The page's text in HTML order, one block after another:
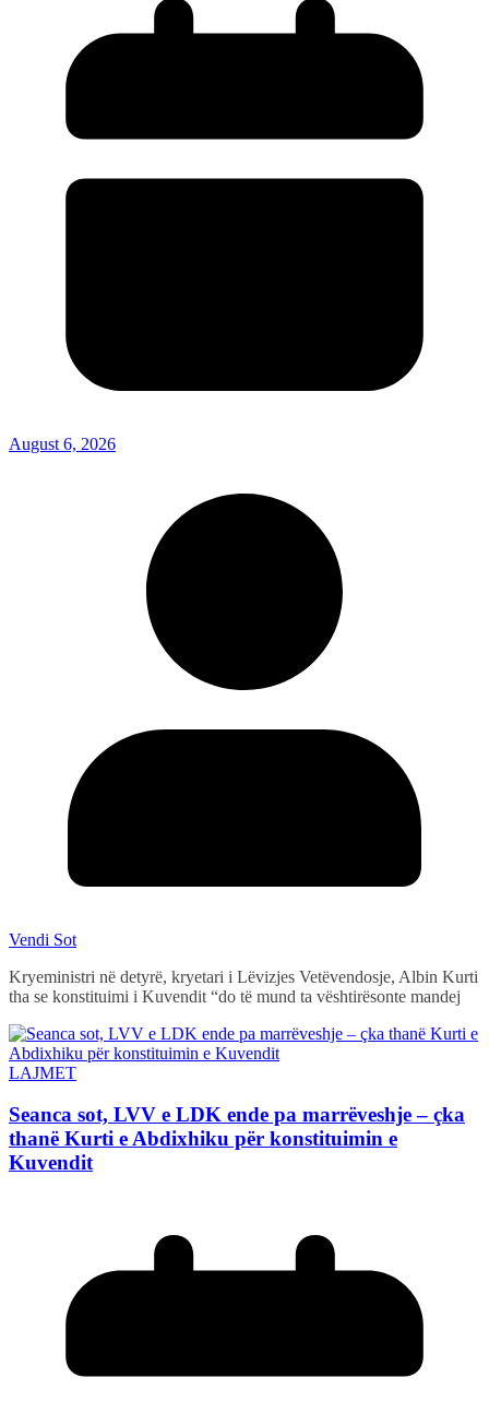
August 6, 2026
Vendi Sot
Kryeministri në detyrë, kryetari i Lëvizjes Vetëvendosje, Albin Kurti
tha se konstituimi i Kuvendit “do të mund ta vështirësonte mandej
LAJMET
Seanca sot, LVV e LDK ende pa marrëveshje – çka
thanë Kurti e Abdixhiku për konstituimin e
Kuvendit